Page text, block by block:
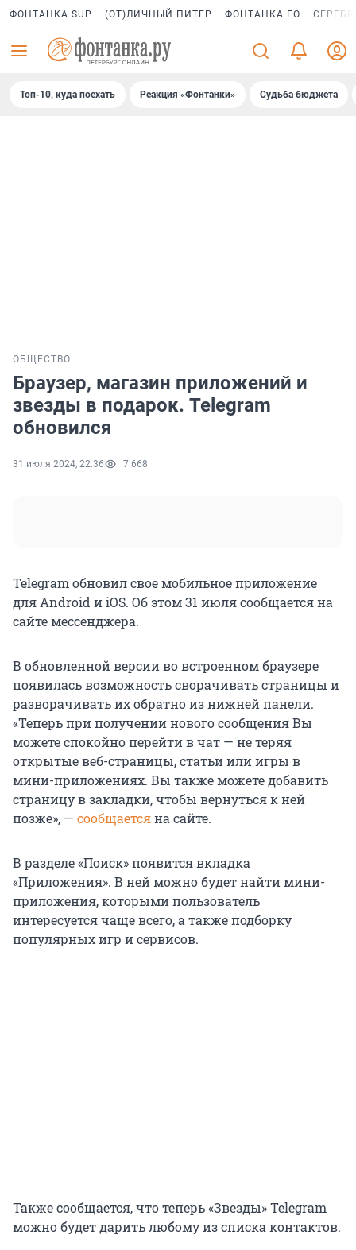
ФОНТАНКА SUP (ОТ)ЛИЧНЫЙ ПИТЕР ФОНТАНКА ГО
Топ-10, куда поехать Реакция «Фонтанки» Судьба бюджета
ОБЩЕСТВО
Браузер, магазин приложений и
звезды в подарок. Telegram
обновился
31 июля 2024, 22:36 7 668
Telegram обновил свое мобильное приложение
для Android и iOS. Об этом 31 июля сообщается на
сайте мессенджера.
В обновленной версии во встроенном браузере
появилась возможность сворачивать страницы и
разворачивать их обратно из нижней панели.
«Теперь при получении нового сообщения Вы
можете спокойно перейти в чат — не теряя
открытые веб-страницы, статьи или игры в
мини-приложениях. Вы также можете добавить
страницу в закладки, чтобы вернуться к ней
позже», — сообщаетсяна сайте.
В разделе «Поиск» появится вкладка
«Приложения». В ней можно будет найти мини-
приложения, которыми пользователь
интересуется чаще всего, а также подборку
популярных игр и сервисов.
Также сообщается, что теперь «Звезды» Telegram
можно будет дарить любому из списка контактов.